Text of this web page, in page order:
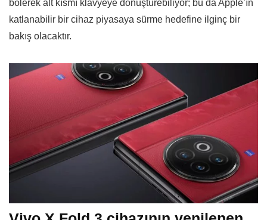
bölerek alt kısmı klavyeye dönüştürebiliyor; bu da Apple’ın
katlanabilir bir cihaz piyasaya sürme hedefine ilginç bir
bakış olacaktır.